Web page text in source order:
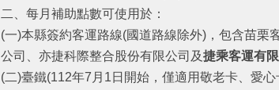
二、每月補助點數可使用於：
(一)本縣簽約客運路線(國道路線除外)，包含苗栗
公司、亦捷科際整合股份有限公司及捷乘客運有
(二)臺鐵(112年7月1日開始，僅適用敬老卡、愛心